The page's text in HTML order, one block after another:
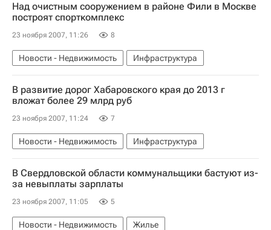
Над очистным сооружением в районе Фили в Москве
построят спорткомплекс
23 ноября 2007, 11:26 8
Новости - Недвижимость Инфраструктура
В развитие дорог Хабаровского края до 2013 г
вложат более 29 млрд руб
23 ноября 2007, 11:24 7
Новости - Недвижимость Инфраструктура
В Свердловской области коммунальщики бастуют из-
за невыплаты зарплаты
23 ноября 2007, 11:05 5
Новости - Недвижимость Жилье